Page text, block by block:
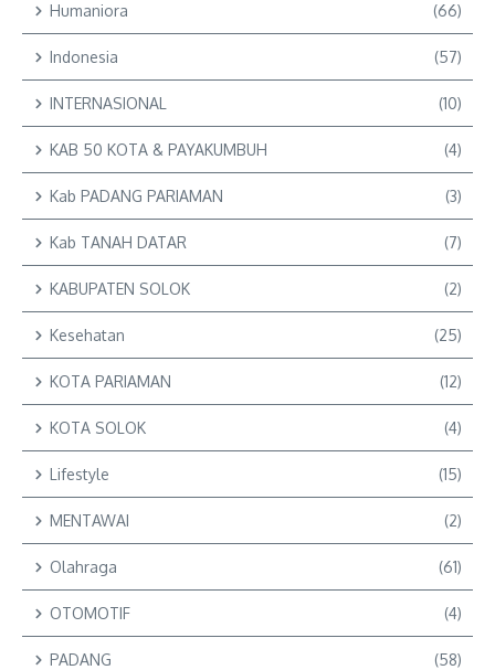
Humaniora (66)
Indonesia (57)
INTERNASIONAL (10)
KAB 50 KOTA & PAYAKUMBUH (4)
Kab PADANG PARIAMAN (3)
Kab TANAH DATAR (7)
KABUPATEN SOLOK (2)
Kesehatan (25)
KOTA PARIAMAN (12)
KOTA SOLOK (4)
Lifestyle (15)
MENTAWAI (2)
Olahraga (61)
OTOMOTIF (4)
PADANG (58)